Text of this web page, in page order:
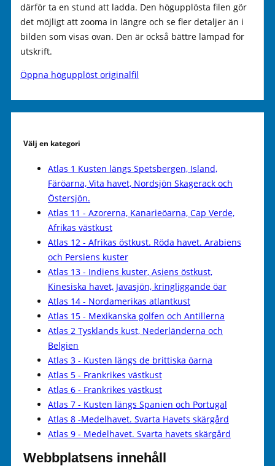
därför ta en stund att ladda. Den högupplösta filen gör
det möjligt att zooma in längre och se fler detaljer än i
bilden som visas ovan. Den är också bättre lämpad för
utskrift.
Öppna högupplöst originalfil
Välj en kategori
Atlas 1 Kusten längs Spetsbergen, Island,
Färöarna, Vita havet, Nordsjön Skagerack och
Östersjön.
Atlas 11 - Azorerna, Kanarieöarna, Cap Verde,
Afrikas västkust
Atlas 12 - Afrikas östkust. Röda havet. Arabiens
och Persiens kuster
Atlas 13 - Indiens kuster, Asiens östkust,
Kinesiska havet, Javasjön, kringliggande öar
Atlas 14 - Nordamerikas atlantkust
Atlas 15 - Mexikanska golfen och Antillerna
Atlas 2 Tysklands kust, Nederländerna och
Belgien
Atlas 3 - Kusten längs de brittiska öarna
Atlas 5 - Frankrikes västkust
Atlas 6 - Frankrikes västkust
Atlas 7 - Kusten längs Spanien och Portugal
Atlas 8 -Medelhavet. Svarta Havets skärgård
Atlas 9 - Medelhavet. Svarta havets skärgård
Webbplatsens innehåll